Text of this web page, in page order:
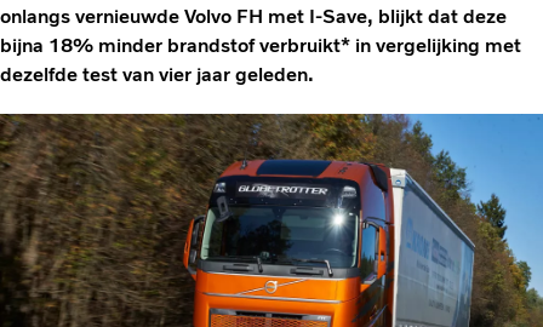
onlangs vernieuwde Volvo FH met I-Save, blijkt dat deze
bijna 18% minder brandstof verbruikt* in vergelijking met
dezelfde test van vier jaar geleden.